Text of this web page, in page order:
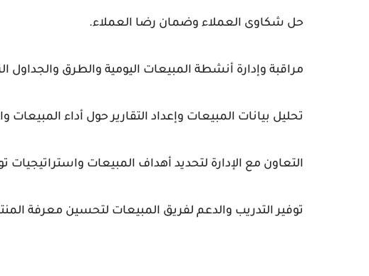
حل شكاوى العملاء وضمان رضا العملاء.
مراقبة وإدارة أنشطة المبيعات اليومية والطرق والجداول
تحليل بيانات المبيعات وإعداد التقارير حول أداء المبيعات
التعاون مع الإدارة لتحديد أهداف المبيعات
توفير التدريب والدعم لفريق المبيعات لتحسين معرفة